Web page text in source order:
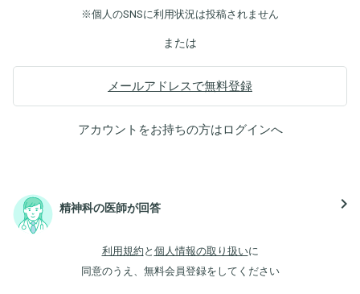
※個人のSNSに利用状況は投稿されません
または
メールアドレスで無料登録
アカウントをお持ちの方はログインへ
精神科の医師が回答 navigate_next
利用規約 と 個人情報の取り扱いに
同意のうえ、無料会員登録をしてください